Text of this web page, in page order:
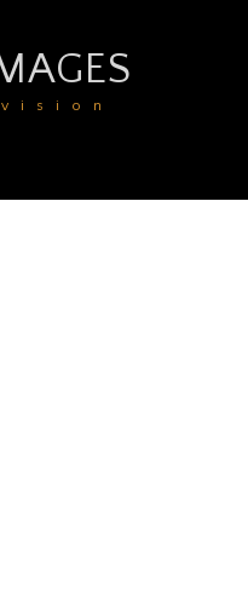
Danke für den Besuch.